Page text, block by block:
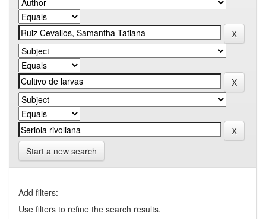
Start a new search
Add filters:
Use filters to refine the search results.